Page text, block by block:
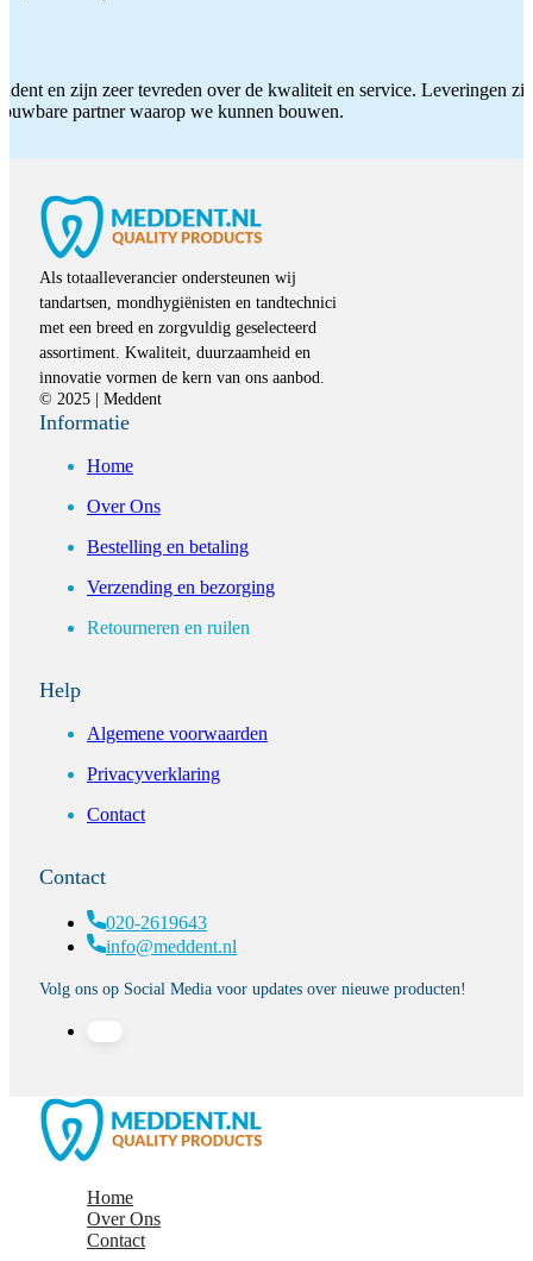
en zijn zeer tevreden over de kwaliteit en service. Leveringen
partner waarop we kunnen bouwen.
Als totaalleverancier ondersteunen wij
tandartsen, mondhygiënisten en tandtechnici
met een breed en zorgvuldig geselecteerd
assortiment. Kwaliteit, duurzaamheid en
innovatie vormen de kern van ons aanbod.
© 2025 | Meddent
Informatie
Home
Over Ons
Bestelling en betaling
Verzending en bezorging
Retourneren en ruilen
Help
Algemene voorwaarden
Privacyverklaring
Contact
Contact
020-2619643
info@meddent.nl
Volg ons op Social Media voor updates over nieuwe producten!
Home
Over Ons
Contact